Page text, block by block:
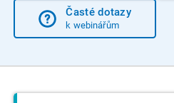
Časté dotazy
k webinářům